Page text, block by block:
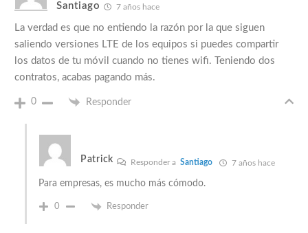
Santiago 7 años hace
La verdad es que no entiendo la razón por la que siguen
saliendo versiones LTE de los equipos si puedes compartir
los datos de tu móvil cuando no tienes wifi. Teniendo dos
contratos, acabas pagando más.
0 Responder
Patrick Responder a Santiago 7 años hace
Para empresas, es mucho más cómodo.
0 Responder